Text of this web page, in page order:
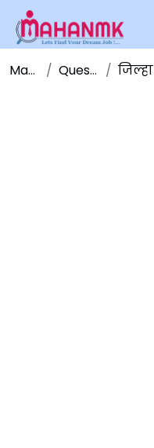
Maha NMK Question Papers जिल्हा निवड समिती